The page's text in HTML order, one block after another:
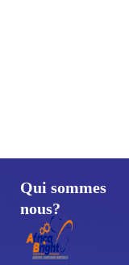
Qui sommes
nous?